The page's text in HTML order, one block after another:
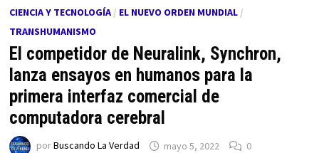
CIENCIA Y TECNOLOGÍA/ EL NUEVO ORDEN MUNDIAL/
TRANSHUMANISMO
El competidor de Neuralink, Synchron,
lanza ensayos en humanos para la
primera interfaz comercial de
computadora cerebral
porBuscando La Verdad mayo 5, 2022 0